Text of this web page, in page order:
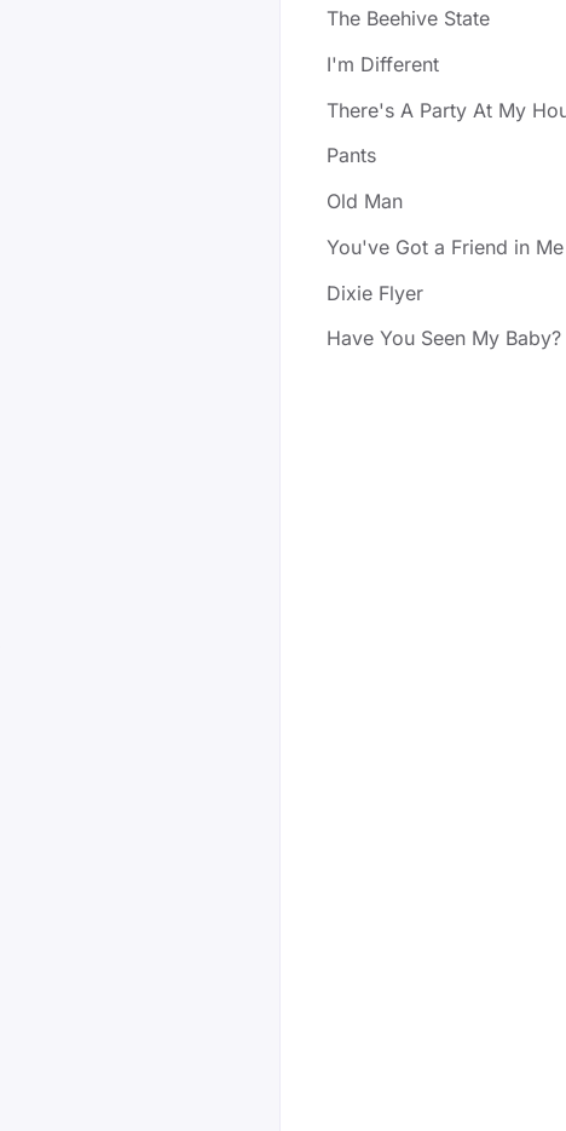
The Beehive State
I'm Different
There's A Party At My
Pants
Old Man
You've Got a Friend in Me
Dixie Flyer
Have You Seen My Baby?